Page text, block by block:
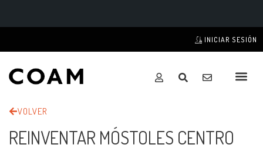
INICIAR SESIÓN
VOLVER
REINVENTAR MÓSTOLES CENTRO